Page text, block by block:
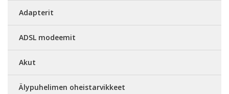
Adapterit
ADSL modeemit
Akut
Älypuhelimen oheistarvikkeet